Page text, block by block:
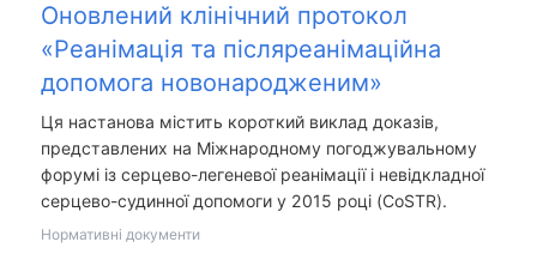
Оновлений клінічний протокол
«Реанімація та післяреанімаційна
допомога новонародженим»
Ця настанова містить короткий виклад доказів,
представлених на Міжнародному погоджувальному
форумі із серцево-легеневої реанімації і невідкладної
серцево-судинної допомоги у 2015 році (CoSTR).
Нормативні документи